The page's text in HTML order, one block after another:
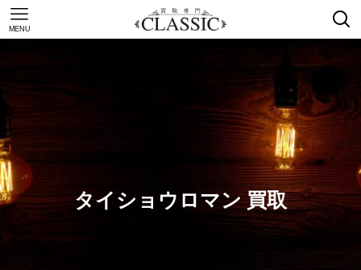
MENU
タイショウロマン 買取